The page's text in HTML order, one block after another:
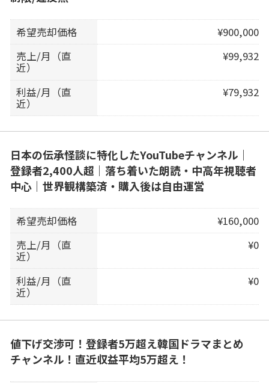
希望売却価格
¥900,000
売上/月（直
近）
¥99,932
利益/月（直
近）
¥79,932
日本の伝承怪談に特化したYouTubeチャンネル｜
登録者2,400人超｜落ち着いた朗読・中高年視聴者
中心｜世界観構築済・購入後は自由運営
希望売却価格
¥160,000
売上/月（直
近）
¥0
利益/月（直
近）
¥0
値下げ交渉可！登録者5万超え韓国ドラマまとめ
チャンネル！直近収益平均5万超え！